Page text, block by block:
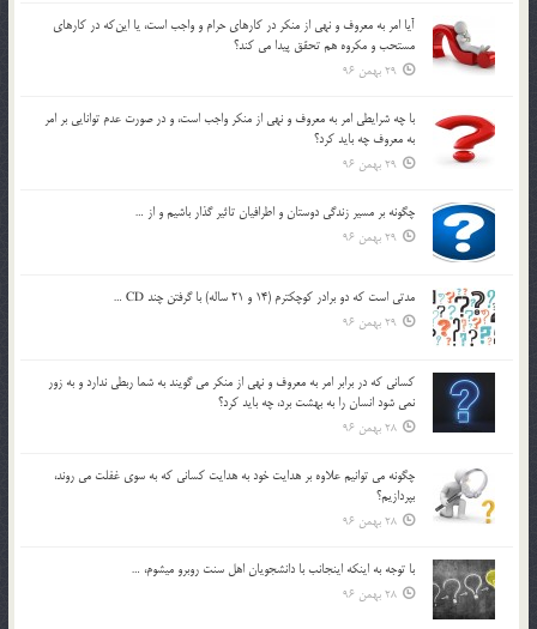
آيا امر به معروف و نهي از منكر در كارهاي حرام و واجب است، يا اين‌كه در كارهاي
مستحب و مكروه هم تحقق پيدا مي كند؟
29 بهمن 96
با چه شرايطي امر به معروف و نهي از منکر واجب است، و در صورت عدم توانايي بر امر
به معروف چه بايد کرد؟
29 بهمن 96
چگونه بر مسير زندگي دوستان و اطرافيان تاثير گذار باشيم و از …
29 بهمن 96
مدتي است كه دو برادر كوچكترم (14 و 21 ساله) با گرفتن چند CD …
29 بهمن 96
كساني كه در برابر امر به معروف و نهي از منكر مي گويند به شما ربطي ندارد و به زور
نمي شود انسان را به بهشت برد، چه بايد كرد؟
28 بهمن 96
چگونه مي توانيم علاوه بر هدايت خود به هدايت كساني كه به سوي غفلت مي روند،
بپردازيم؟
28 بهمن 96
با توجه به اينكه اينجانب با دانشجويان اهل سنت روبرو مي‎شوم، …
28 بهمن 96